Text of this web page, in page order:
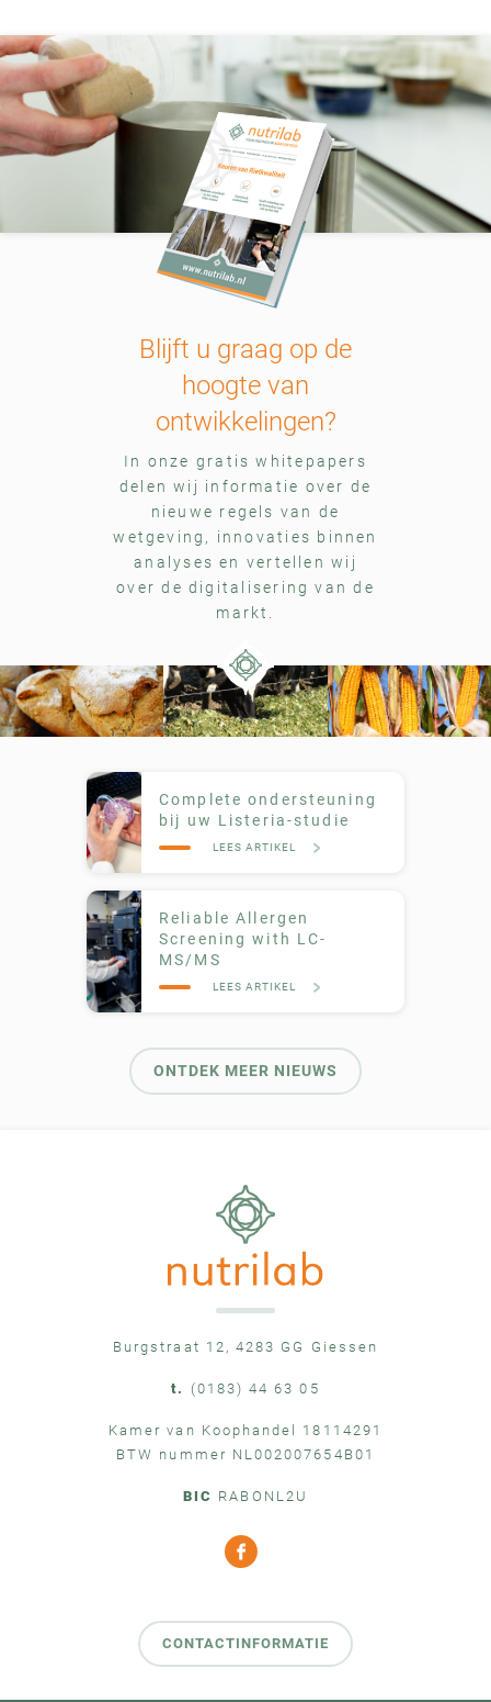
Blijft u graag op de
hoogte van
ontwikkelingen?
In onze gratis whitepapers
delen wij informatie over de
nieuwe regels van de
wetgeving, innovaties binnen
analyses en vertellen wij
over de digitalisering van de
markt.
Complete ondersteuning
bij uw Listeria-studie
LEES ARTIKEL
Reliable Allergen
Screening with LC-
MS/MS
LEES ARTIKEL
ONTDEK MEER NIEUWS
Burgstraat 12, 4283 GG Giessen
t. (0183) 44 63 05
Kamer van Koophandel 18114291
BTW nummer NL002007654B01
BIC RABONL2U
CONTACTINFORMATIE